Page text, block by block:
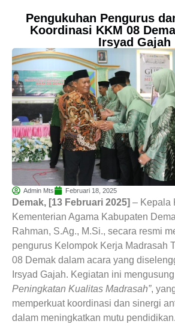
Pengukuhan Pengurus
Koordinasi KKM 08
Irsyad Gajah
Admin Mts Februari 18, 2025
Demak, [13 Februari 2025] – Kepala
Kementerian Agama Kabupaten
Rahman, S.Ag., M.Si., secara resmi
pengurus Kelompok Kerja Madrasah
08 Demak dalam acara yang
Irsyad Gajah. Kegiatan ini
Peningkatan Kualitas Madrasah”,
memperkuat koordinasi dan sinergi
dalam meningkatkan mutu pendidikan.